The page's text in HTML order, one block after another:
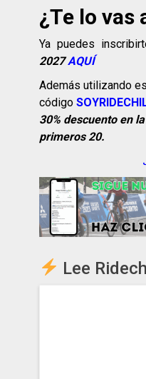
¿Te lo vas
Ya puedes
2027AQUÍ
Además utilizando
código
30% descuento en
primeros 20.
Lee